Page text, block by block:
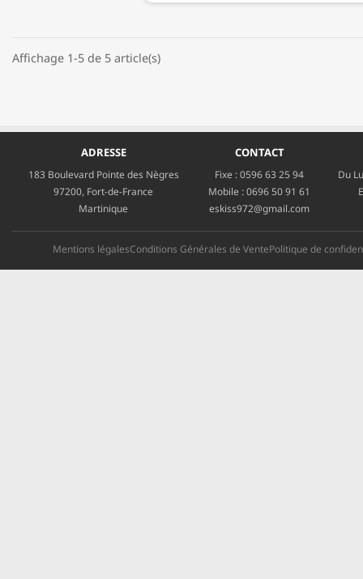
Affichage 1-5 de 5 article(s)
ADRESSE
183 Boulevard Pointe des Nègres
97200, Fort-de-France
Martinique
CONTACT
Fixe :0596 63 25 94
Mobile :0696 50 91 61
eskiss972@gmail.com
Du
Mentions légalesConditions Générales de VentePolitique de